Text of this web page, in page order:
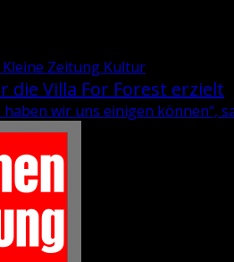
Kleine Zeitung Kultur
die Villa For Forest erzielt
haben wir uns ei­ni­gen kön­nen“,